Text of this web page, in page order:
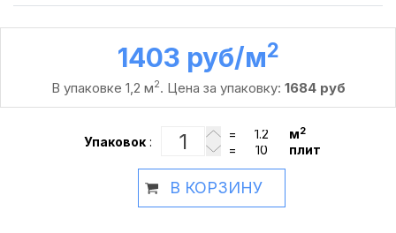
1403 руб /м2
В упаковке 1,2 м2. Цена за упаковку: 1684 руб
Упаковок :
= м2
= плит
В КОРЗИНУ